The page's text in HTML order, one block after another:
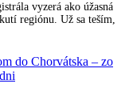
vyzerá ako úžasná
regiónu. Už sa teším,
do Chorvátska – zo